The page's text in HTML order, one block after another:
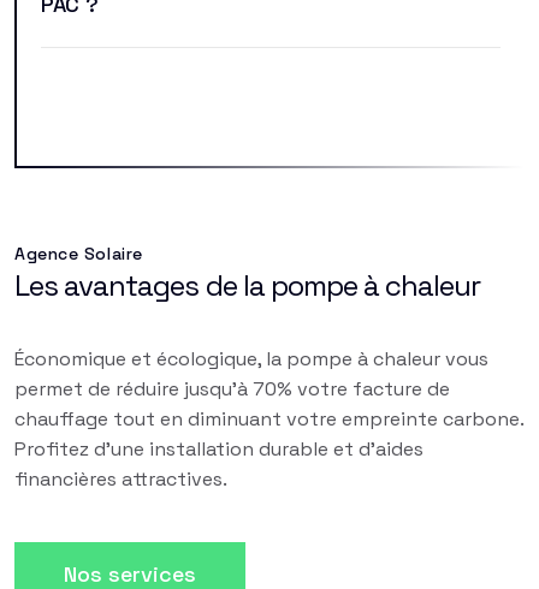
Agence Solaire
Les avantages de la pompe à chaleur
Économique et écologique, la pompe à chaleur vous
permet de réduire jusqu'à 70% votre facture de
chauffage tout en diminuant votre empreinte carbone.
Profitez d'une installation durable et d'aides
financières attractives.
Nos services